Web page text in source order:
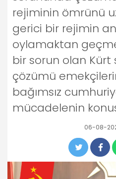
rejiminin ömrünü
gerici bir rejimin
oylamaktan
bir sorun olan Kürt
çözümü
bağımsız
mücadelenin
06-08-